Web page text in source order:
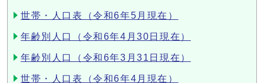
世帯・人口表（令和6年5月現在）
年齢別人口（令和6年4月30日現在）
年齢別人口（令和6年3月31日現在）
世帯・人口表（令和6年4月現在）